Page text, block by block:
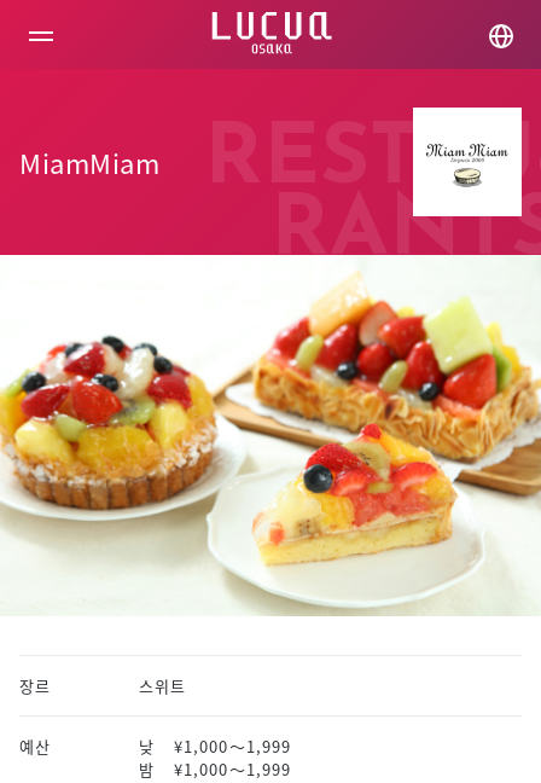
MiamMiam
장르 스위트
예산 낮
¥1,000〜1,999
밤
¥1,000〜1,999